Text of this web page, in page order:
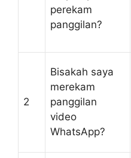
perekam
panggilan?
2
Bisakah saya
merekam
panggilan
video
WhatsApp?